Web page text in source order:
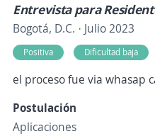
Entrevista para
Bogotá, D.C. · Julio 2023
Positiva Dificultad baja
el proceso fue via whasap
Postulación
Aplicaciones